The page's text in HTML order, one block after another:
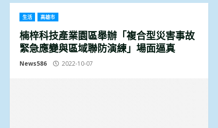
生活 高雄市
楠梓科技產業園區舉辦「複合型災害事故
緊急應變與區域聯防演練」場面逼真
News586 2022-10-07